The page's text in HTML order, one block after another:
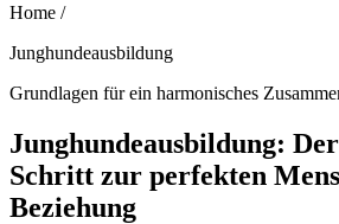
Home /
Junghundeausbildung
Grundlagen für ein harmonisches
Junghundeausbildung:
Schritt zur perfekten
Beziehung